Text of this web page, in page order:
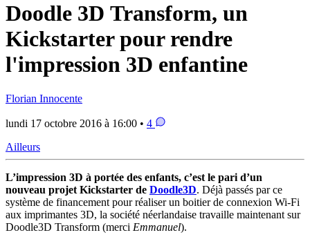
Doodle 3D Transform, un
Kickstarter pour rendre
l'impression 3D enfantine
Florian Innocente
lundi 17 octobre 2016 à 16:00 • 4
Ailleurs
L’impression 3D à portée des enfants, c’est le pari d’un
nouveau projet Kickstarter de Doodle3D. Déjà passés par ce
système de financement pour réaliser un boitier de connexion Wi-Fi
aux imprimantes 3D, la société néerlandaise travaille maintenant sur
Doodle3D Transform (merci Emmanuel).